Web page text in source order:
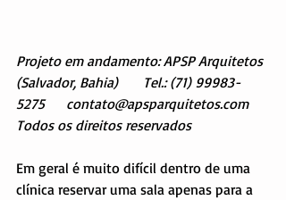
Projeto em andamento: APSP Arquitetos
(Salvador, Bahia)       Tel.: (71) 99983-
5275      contato@apsparquitetos.com
Todos os direitos reservados
Em geral é muito difícil dentro de uma
clínica reservar uma sala apenas para a